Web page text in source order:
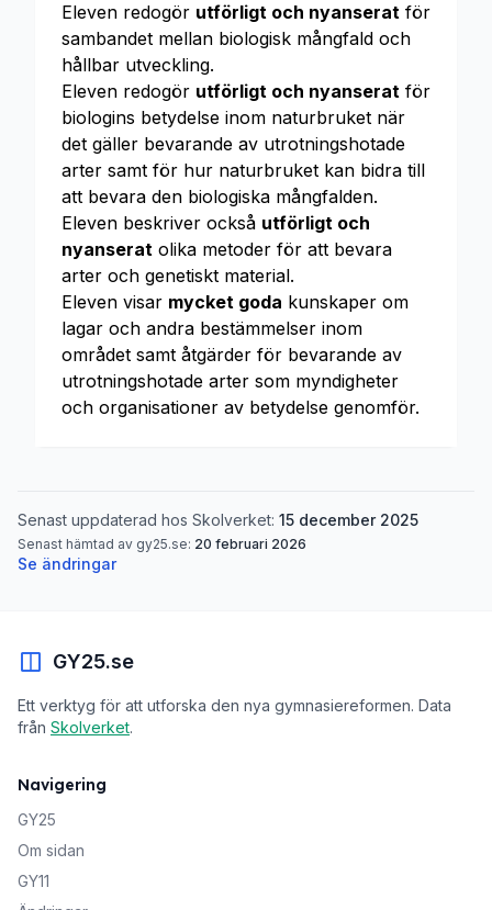
Eleven redogör utförligt och nyanserat för
sambandet mellan biologisk mångfald och
hållbar utveckling.
Eleven redogör utförligt och nyanserat för
biologins betydelse inom naturbruket när
det gäller bevarande av utrotningshotade
arter samt för hur naturbruket kan bidra till
att bevara den biologiska mångfalden.
Eleven beskriver också utförligt och
nyanserat olika metoder för att bevara
arter och genetiskt material.
Eleven visar mycket goda kunskaper om
lagar och andra bestämmelser inom
området samt åtgärder för bevarande av
utrotningshotade arter som myndigheter
och organisationer av betydelse genomför.
Senast uppdaterad hos Skolverket: 15 december 2025
Senast hämtad av gy25.se: 20 februari 2026
Se ändringar
GY25.se
Ett verktyg för att utforska den nya gymnasiereformen. Data
från Skolverket.
Navigering
GY25
Om sidan
GY11